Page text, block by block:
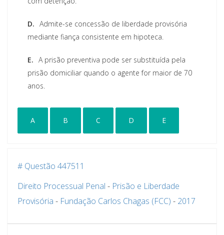
D. Admite-se concessão de liberdade provisória
mediante fiança consistente em hipoteca.
E. A prisão preventiva pode ser substituída pela
prisão domiciliar quando o agente for maior de 70
anos.
A B C D E
# Questão 447511
Direito Processual Penal - Prisão e Liberdade
Provisória - Fundação Carlos Chagas (FCC) - 2017